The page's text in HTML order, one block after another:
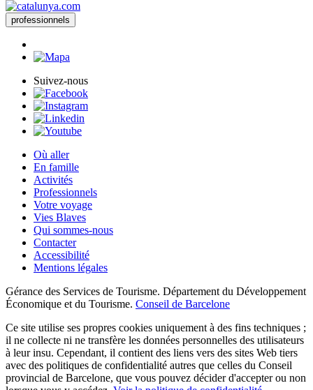
professionnels
Suivez-nous
Où aller
En famille
Activités
Professionnels
Votre voyage
Vies Blaves
Qui sommes-nous
Contacter
Accessibilité
Mentions légales
Gérance des Services de Tourisme. Département du Développement
Économique et du Tourisme. Conseil de Barcelone
Ce site utilise ses propres cookies uniquement à des fins techniques ;
il ne collecte ni ne transfère les données personnelles des utilisateurs
à leur insu. Cependant, il contient des liens vers des sites Web tiers
avec des politiques de confidentialité autres que celles du Conseil
provincial de Barcelone, que vous pouvez décider d'accepter ou non